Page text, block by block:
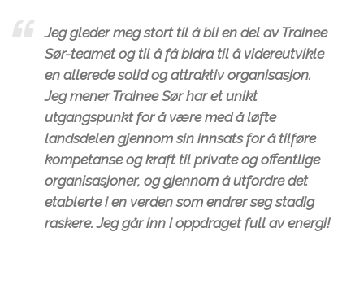
Jeg gleder meg stort til å bli en del av Trainee
Sør-teamet og til å få bidra til å videreutvikle
en allerede solid og attraktiv organisasjon.
Jeg mener Trainee Sør har et unikt
utgangspunkt for å være med å løfte
landsdelen gjennom sin innsats for å tilføre
kompetanse og kraft til private og offentlige
organisasjoner, og gjennom å utfordre det
etablerte i en verden som endrer seg stadig
raskere. Jeg går inn i oppdraget full av energi!